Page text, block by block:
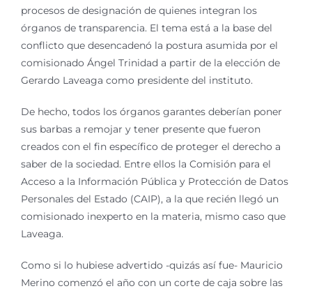
procesos de designación de quienes integran los
órganos de transparencia. El tema está a la base del
conflicto que desencadenó la postura asumida por el
comisionado Ángel Trinidad a partir de la elección de
Gerardo Laveaga como presidente del instituto.
De hecho, todos los órganos garantes deberían poner
sus barbas a remojar y tener presente que fueron
creados con el fin específico de proteger el derecho a
saber de la sociedad. Entre ellos la Comisión para el
Acceso a la Información Pública y Protección de Datos
Personales del Estado (CAIP), a la que recién llegó un
comisionado inexperto en la materia, mismo caso que
Laveaga.
Como si lo hubiese advertido -quizás así fue- Mauricio
Merino comenzó el año con un corte de caja sobre las